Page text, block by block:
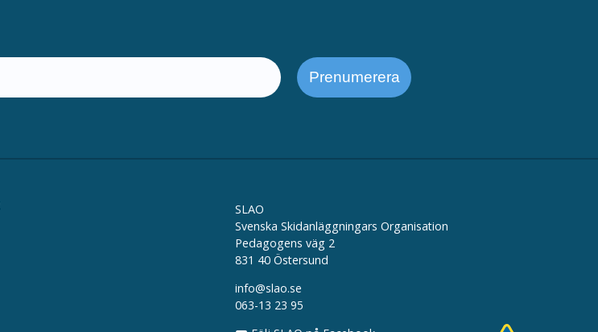
SLAO
Svenska Skidanläggningars Organisation
Pedagogens väg 2
831 40 Östersund
info@slao.se
063-13 23 95